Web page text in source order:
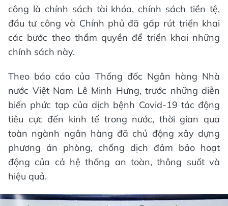
công là chính sách tài khóa, chính sách tiền tệ,
đầu tư công và Chính phủ đã gấp rút triển khai
các bước theo thẩm quyền để triển khai những
chính sách này.
Theo báo cáo của Thống đốc Ngân hàng Nhà
nước Việt Nam Lê Minh Hưng, trước những diễn
biến phức tạp của dịch bệnh Covid-19 tác động
tiêu cực đến kinh tế trong nước, thời gian qua
toàn ngành ngân hàng đã chủ động xây dựng
phương án phòng, chống dịch đảm bảo hoạt
động của cả hệ thống an toàn, thông suốt và
hiệu quả.